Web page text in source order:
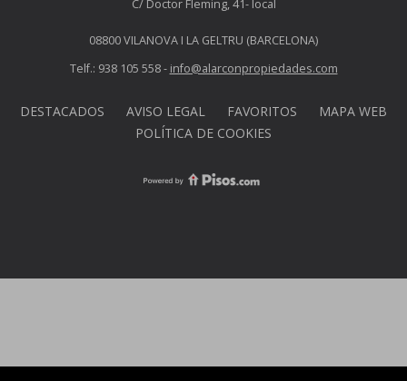
C/ Doctor Fleming, 41- local
08800 VILANOVA I LA GELTRU (BARCELONA)
Telf.: 938 105 558 - info@alarconpropiedades.com
DESTACADOS AVISO LEGAL FAVORITOS
MAPA WEB
POLÍTICA DE COOKIES